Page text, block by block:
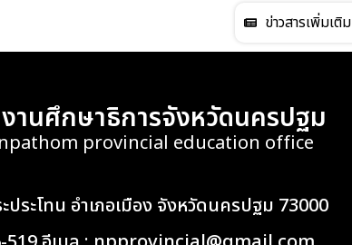
ข่าวสารเพิ่มเติม
านศึกษาธิการจังหวัดนครปฐม
provincial education office
ระโทน อำเภอเมือง จังหวัดนครปฐม 73000